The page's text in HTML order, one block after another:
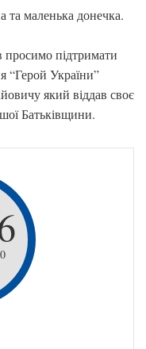
та маленька донечка.
просимо підтримати
“Герой України”
який віддав своє
Батьківщини.